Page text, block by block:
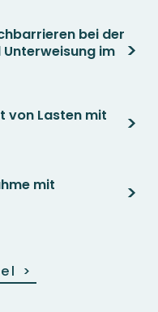
bei der
im
>
von Lasten mit
>
mit
>
>